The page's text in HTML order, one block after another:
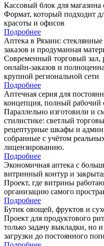
Кассовый блок для магазина
Формат, который подходит
красоты и офисов
Подробнее
Аптека в Рязани:
заказов и продуманная
Современный торговый зал,
онлайн-заказов и
крупной региональной сети
Подробнее
Аптечная серия для
концепция, полный рабочий
Параллельно изготовили и
стилистике: светлый
рецептурные шкафы и
собранные с учётом
лицензированию.
Подробнее
Экономичная аптека с
витринный контур и
Проект, где витрины
организацию самого
Подробнее
Бутик овощей, фруктов и
Проект для продуктового
только задачу выкладки, но
загрузки до постоянного